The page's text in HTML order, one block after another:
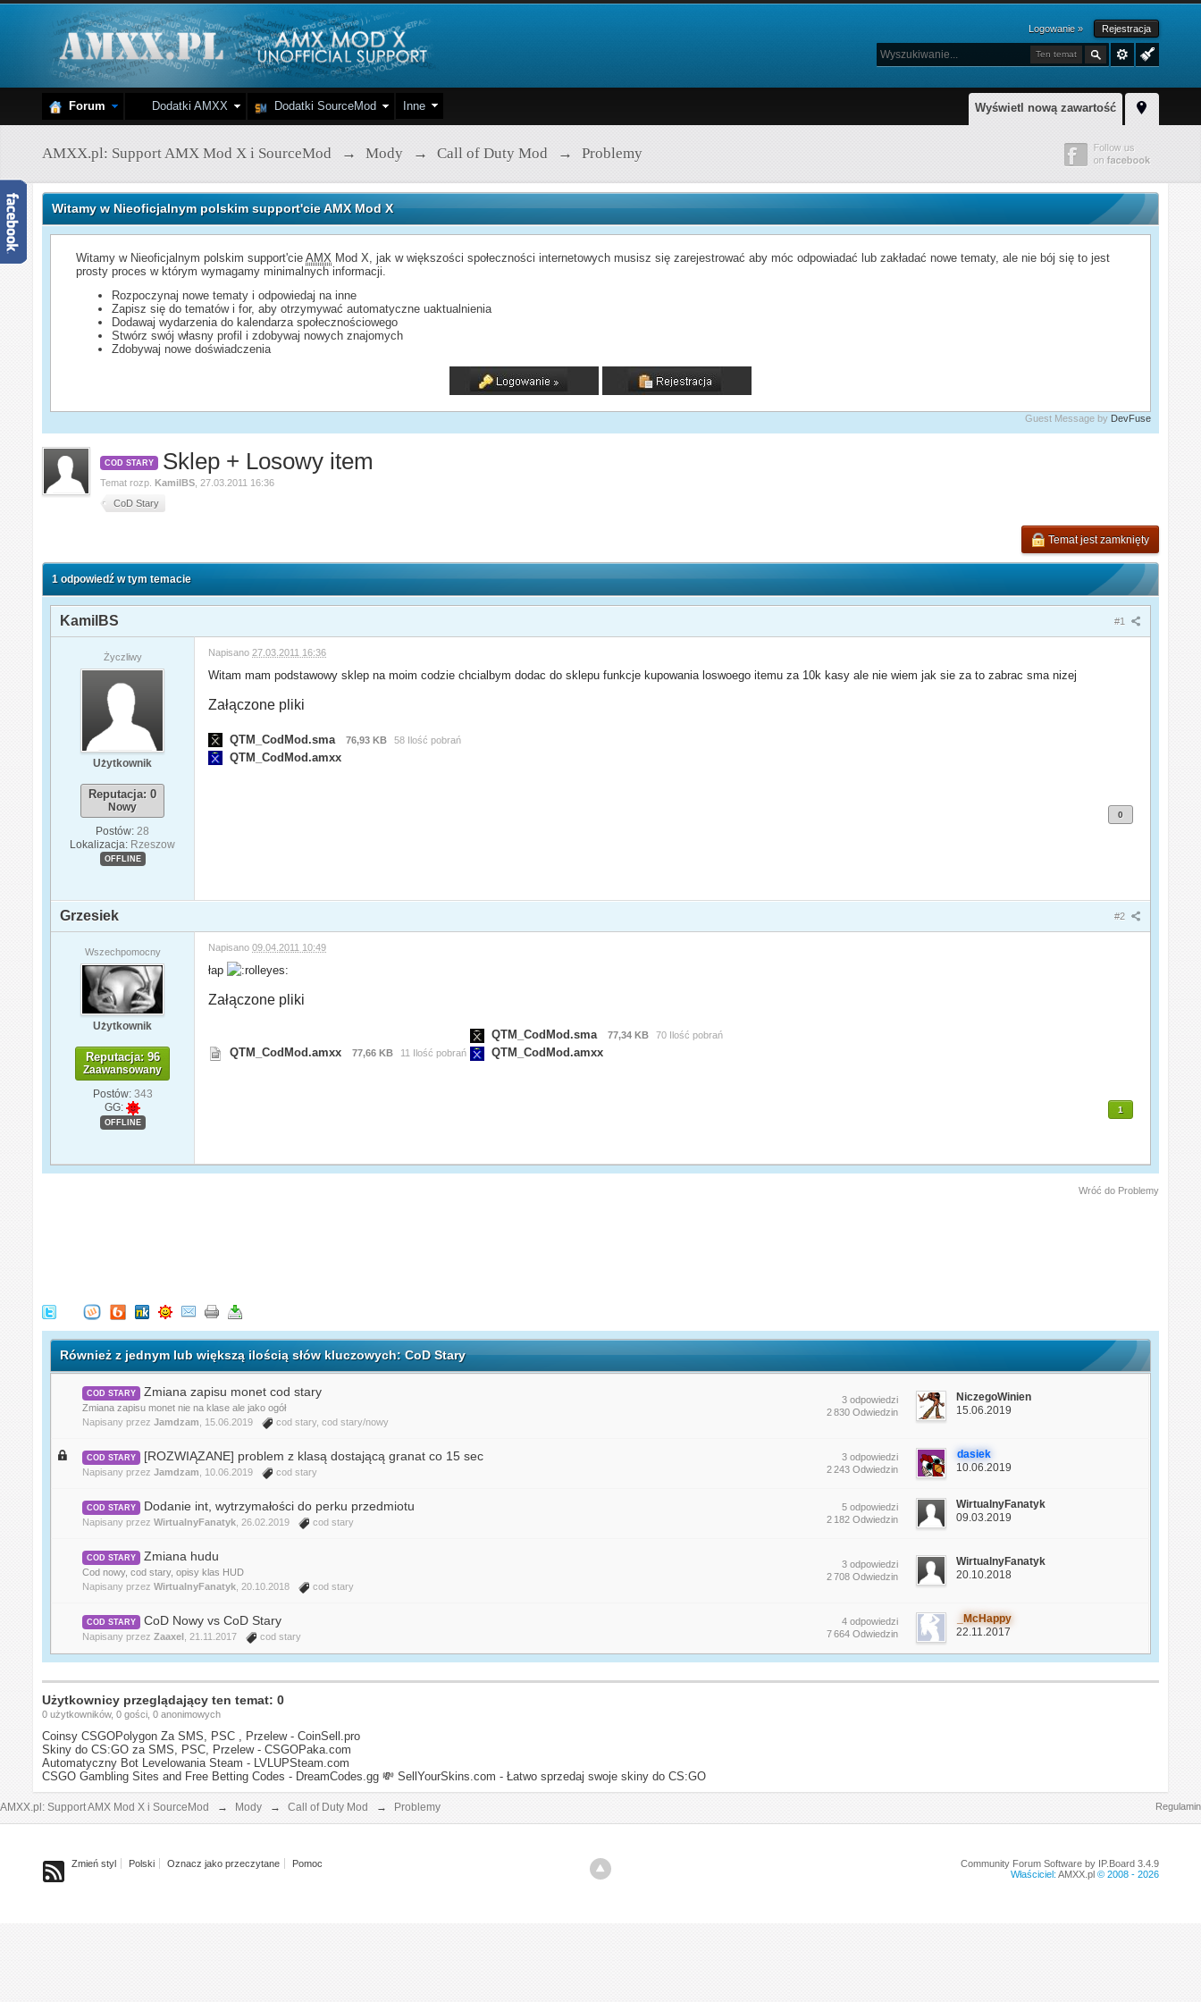
Logowanie » Rejestracja
Ten temat
Wyświetl nową zawartość
Forum Dodatki AMXX Dodatki SourceMod Inne
AMXX.pl: Support AMX Mod X i SourceMod → Mody → Call of Duty Mod → Problemy
Witamy w Nieoficjalnym polskim support'cie AMX Mod X
Witamy w Nieoficjalnym polskim support'cieAMX Mod X, jak w większości społeczności internetowych musisz się zarejestrować aby móc odpowiadać lub zakładać nowe tematy, ale nie bój się to jest
prosty proces w którym wymagamy minimalnych informacji.
Rozpoczynaj nowe tematy i odpowiedaj na inne
Zapisz się do tematów i for, aby otrzymywać automatyczne uaktualnienia
Dodawaj wydarzenia do kalendarza społecznościowego
Stwórz swój własny profil i zdobywaj nowych znajomych
Zdobywaj nowe doświadczenia
Guest Message by DevFuse
COD STARY Sklep + Losowy item
Temat rozp.KamilBS 27.03.2011 16:36
CoD Stary
Temat jest zamknięty
1 odpowiedź w tym temacie
#1
KamilBS
Życzliwy
Użytkownik
Reputacja: 0
Nowy
Postów: 28
Lokalizacja: Rzeszow
OFFLINE
Napisano 27.03.2011 16:36
Witam mam podstawowy sklep na moim codzie chcialbym dodac do sklepu funkcje kupowania loswoego itemu za 10k kasy ale nie wiem jak sie za to zabrac sma nizej
Załączone pliki
QTM_CodMod.sma 76,93 KB 58 Ilość pobrań
QTM_CodMod.amxx
0
#2
Grzesiek
Wszechpomocny
Użytkownik
Reputacja: 96
Zaawansowany
Postów: 343
GG:
OFFLINE
Napisano09.04.2011 10:49
łap
Załączone pliki
QTM_CodMod.amxx 77,66 KB 11 Ilość pobrań
QTM_CodMod.sma 77,34 KB 70 Ilość pobrań
QTM_CodMod.amxx
1
Wróć do Problemy
Również z jednym lub większą ilością słów kluczowych: CoD Stary
COD STARY Zmiana zapisu monet cod stary
Zmiana zapisu monet nie na klase ale jako ogół
Napisany przezJamdzam , 15.06.2019 cod stary,cod stary/nowy
3 odpowiedzi
2 830 Odwiedzin
NiczegoWinien
15.06.2019
COD STARY [ROZWIĄZANE] problem z klasą dostającą granat co 15 sec
Napisany przezJamdzam , 10.06.2019 cod stary
3 odpowiedzi
2 243 Odwiedzin
dasiek
10.06.2019
COD STARY Dodanie int, wytrzymałości do perku przedmiotu
Napisany przezWirtualnyFanatyk , 26.02.2019 cod stary
5 odpowiedzi
2 182 Odwiedzin
WirtualnyFanatyk
09.03.2019
COD STARY Zmiana hudu
Cod nowy, cod stary, opisy klas HUD
Napisany przezWirtualnyFanatyk , 20.10.2018 cod stary
3 odpowiedzi
2 708 Odwiedzin
WirtualnyFanatyk
20.10.2018
COD STARY CoD Nowy vs CoD Stary
Napisany przezZaaxel , 21.11.2017 cod stary
4 odpowiedzi
7 664 Odwiedzin
_McHappy
22.11.2017
Użytkownicy przeglądający ten temat: 0
0 użytkowników, 0 gości, 0 anonimowych
Coinsy CSGOPolygon Za SMS, PSC , Przelew - CoinSell.pro
Skiny do CS:GO za SMS, PSC, Przelew - CSGOPaka.com
Automatyczny Bot Levelowania Steam - LVLUPSteam.com
CSGO Gambling Sites and Free Betting Codes - DreamCodes.gg 💸 SellYourSkins.com - Łatwo sprzedaj swoje skiny do CS:GO
AMXX.pl: Support AMX Mod X i SourceMod → Mody → Call of Duty Mod → Problemy Regulamin
Zmień styl Polski Oznacz jako przeczytane Pomoc
Community Forum Software by IP.Board 3.4.9
Właściciel: AMXX.pl© 2008 - 2026